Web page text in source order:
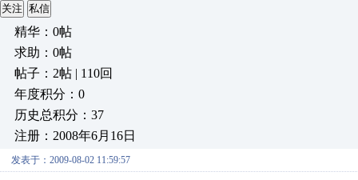
关注 私信
精华：0帖
求助：0帖
帖子：2帖 | 110回
年度积分：0
历史总积分：37
注册：2008年6月16日
发表于：2009-08-02 11:59:57